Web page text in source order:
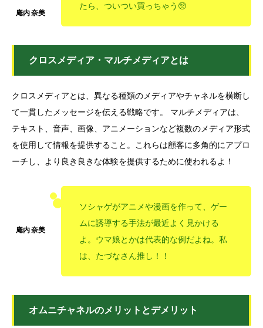
たら、ついつい買っちゃう🥺
クロスメディア・マルチメディアとは
クロスメディアとは、異なる種類のメディアやチャネルを横断し
て一貫したメッセージを伝える戦略です。 マルチメディアは、
テキスト、音声、画像、アニメーションなど複数のメディア形式
を使用して情報を提供すること。これらは顧客に多角的にアプロ
ーチし、より良き良きな体験を提供するために使われるよ！
ソシャゲがアニメや漫画を作って、ゲー
ムに誘導する手法が最近よく見かける
よ。ウマ娘とかは代表的な例だよね。私
は、たづなさん推し！！
オムニチャネルのメリットとデメリット